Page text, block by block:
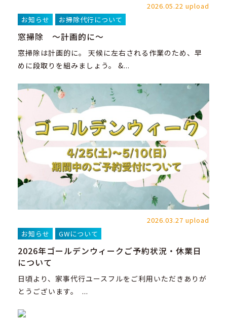
2026.05.22 upload
お知らせ
お掃除代行について
窓掃除 ～計画的に～
窓掃除は計画的に。 天候に左右される作業のため、早
めに段取りを組みましょう。 &...
2026.03.27 upload
お知らせ
GWについて
2026年ゴールデンウィークご予約状況・休業日
について
日頃より、家事代行ユースフルをご利用いただきありが
とうございます。 ...